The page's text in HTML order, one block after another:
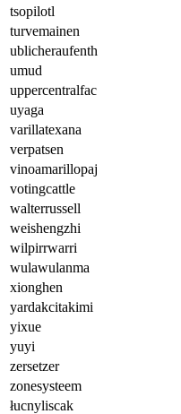
tsopilotl
turvemainen
ublicheraufenth
umud
uppercentralfac
uyaga
varillatexana
verpatsen
vinoamarillopaj
votingcattle
walterrussell
weishengzhi
wilpirrwarri
wulawulanma
xionghen
yardakcitakimi
yixue
yuyi
zersetzer
zonesysteem
łucnyliscak